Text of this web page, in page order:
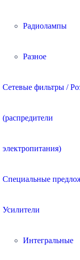
Радиолампы
Разное
Сетевые фильтры /
(распредители
электропитания)
Специальные
Усилители
Интегральные
этом браузере для
Hall US 1
грампластинок…